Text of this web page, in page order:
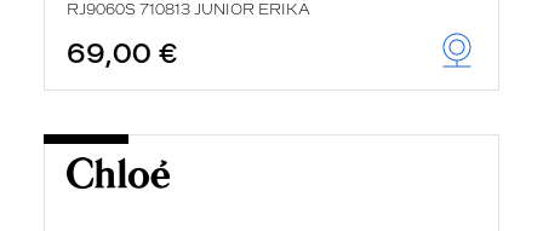
RJ9060S 710813 JUNIOR ERIKA
69,00 €